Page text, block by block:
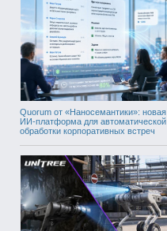
Quorum от «Наносемантики»: новая
ИИ-платформа для автоматической
обработки корпоративных встреч